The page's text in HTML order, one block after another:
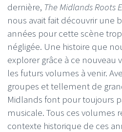
dernière, The Midlands Roots
nous avait fait découvrir une
années pour cette scène
négligée. Une histoire que
explorer grâce à ce nouveau
les futurs volumes à venir.
groupes et tellement de
Midlands font pour toujours
musicale. Tous ces volumes
contexte historique de ces